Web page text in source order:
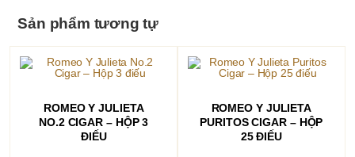
Sản phẩm tương tự
ROMEO Y JULIETA
NO.2 CIGAR – HỘP 3
ĐIẾU
ROMEO Y JULIETA
PURITOS CIGAR – HỘP
25 ĐIẾU